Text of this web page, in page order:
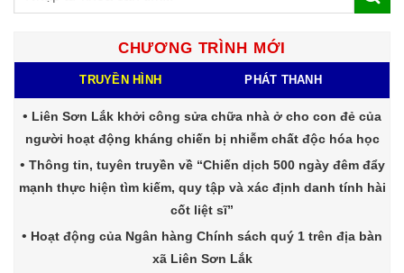
CHƯƠNG TRÌNH MỚI
TRUYỀN HÌNH PHÁT THANH
Liên Sơn Lắk khởi công sửa chữa nhà ở cho con đẻ của
người hoạt động kháng chiến bị nhiễm chất độc hóa học
Thông tin, tuyên truyền về “Chiến dịch 500 ngày đêm đẩy
mạnh thực hiện tìm kiếm, quy tập và xác định danh tính hài
cốt liệt sĩ”
Hoạt động của Ngân hàng Chính sách quý 1 trên địa bàn
xã Liên Sơn Lắk